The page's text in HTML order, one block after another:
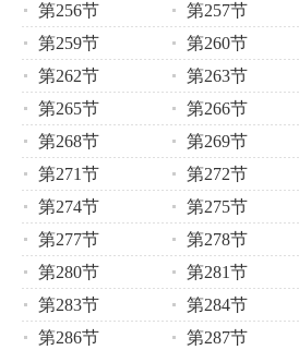
第256节
第257节
第259节
第260节
第262节
第263节
第265节
第266节
第268节
第269节
第271节
第272节
第274节
第275节
第277节
第278节
第280节
第281节
第283节
第284节
第286节
第287节